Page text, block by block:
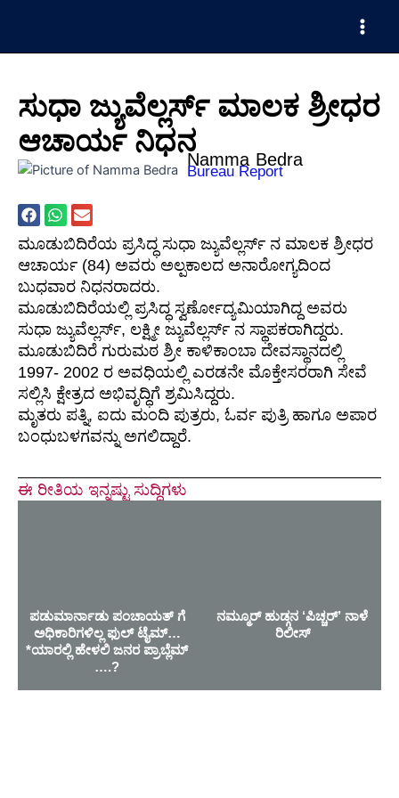
content
Main
ಸುಧಾ ಜ್ಯುವೆಲ್ಲರ್ಸ್ ಮಾಲಕ ಶ್ರೀಧರ
ಆಚಾರ್ಯ ನಿಧನ
Namma Bedra
Bureau Report
ಮೂಡುಬಿದಿರೆಯ ಪ್ರಸಿದ್ಧ ಸುಧಾ ಜ್ಯುವೆಲ್ಲರ್ಸ್ ನ ಮಾಲಕ ಶ್ರೀಧರ
ಆಚಾರ್ಯ (84) ಅವರು ಅಲ್ಪಕಾಲದ ಅನಾರೋಗ್ಯದಿಂದ
ಬುಧವಾರ ನಿಧನರಾದರು.
ಮೂಡುಬಿದಿರೆಯಲ್ಲಿ ಪ್ರಸಿದ್ಧ ಸ್ವರ್ಣೋದ್ಯಮಿಯಾಗಿದ್ದ ಅವರು
ಸುಧಾ ಜ್ಯುವೆಲ್ಲರ್ಸ್, ಲಕ್ಷ್ಮೀ ಜ್ಯುವೆಲ್ಲರ್ಸ್ ನ ಸ್ಥಾಪಕರಾಗಿದ್ದರು.
ಮೂಡುಬಿದಿರೆ ಗುರುಮಠ ಶ್ರೀ ಕಾಳಿಕಾಂಬಾ ದೇವಸ್ಥಾನದಲ್ಲಿ
1997- 2002 ರ ಅವಧಿಯಲ್ಲಿ ಎರಡನೇ ಮೊಕ್ತೇಸರರಾಗಿ ಸೇವೆ
ಸಲ್ಲಿಸಿ ಕ್ಷೇತ್ರದ ಅಭಿವೃದ್ಧಿಗೆ ಶ್ರಮಿಸಿದ್ದರು.
ಮೃತರು ಪತ್ನಿ, ಐದು ಮಂದಿ ಪುತ್ರರು, ಓರ್ವ ಪುತ್ರಿ ಹಾಗೂ ಅಪಾರ
ಬಂಧುಬಳಗವನ್ನು ಅಗಲಿದ್ದಾರೆ.
ಈ ರೀತಿಯ ಇನ್ನಷ್ಟು ಸುದ್ದಿಗಳು
ಪಡುಮಾರ್ನಾಡು ಪಂಚಾಯತ್ ಗೆ
ಅಧಿಕಾರಿಗಳಿಲ್ಲ ಫುಲ್ ಟೈಮ್…
*ಯಾರಲ್ಲಿ ಹೇಳಲಿ ಜನರ ಪ್ರಾಬ್ಲೆಮ್
….?
ನಮ್ಮೂರ್ ಹುಡ್ಗನ ‘ಪಿಚ್ಚರ್’ ನಾಳೆ
ರಿಲೀಸ್